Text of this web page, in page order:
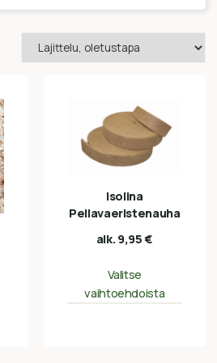
Isolina
Pellavaeristenauha
alk. 9,95€
Valitse
vaihtoehdoista